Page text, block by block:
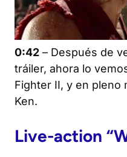
0:42 – Después de
tráiler, ahora lo
Fighter II, y en pleno
Ken.
Live-action